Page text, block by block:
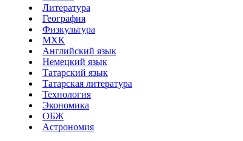
Литература
География
Физкультура
МХК
Английский язык
Немецкий язык
Татарский язык
Татарская литература
Технология
Экономика
ОБЖ
Астрономия